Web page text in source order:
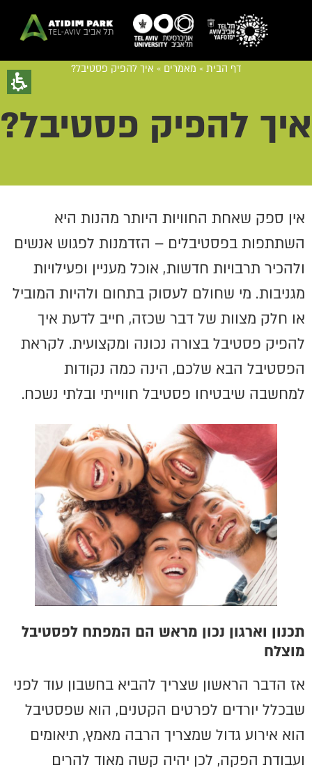
דף הבית » מאמרים » איך להפיק פסטיבל?
איך להפיק פסטיבל?
אין ספק שאחת החוויות היותר מהנות היא
השתתפות בפסטיבלים – הזדמנות לפגוש אנשים
ולהכיר תרבויות חדשות, אוכל מעניין ופעילויות
מגניבות. מי שחולם לעסוק בתחום ולהיות המוביל
או חלק מצוות של דבר שכזה, חייב לדעת איך
להפיק פסטיבל בצורה נכונה ומקצועית. לקראת
הפסטיבל הבא שלכם, הינה כמה נקודות
למחשבה שיבטיחו פסטיבל חווייתי ובלתי נשכח.
תכנון וארגון נכון מראש הם המפתח לפסטיבל
מוצלח
אז הדבר הראשון שצריך להביא בחשבון עוד לפני
שבכלל יורדים לפרטים הקטנים, הוא שפסטיבל
הוא אירוע גדול שמצריך הרבה מאמץ, תיאומים
ועבודת הפקה, לכן יהיה קשה מאוד להרים